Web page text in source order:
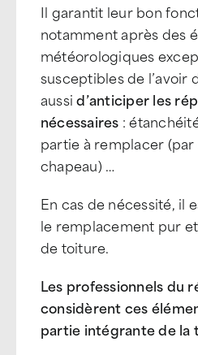
Il garantit leur bon
notamment après des
météorologiques
susceptibles de
aussid’anticiper les
nécessaires :
partie à remplacer
chapeau) …
En cas de nécessité, il
le remplacement pur
de toiture.
Les professionnels du
considèrent ces
partie intégrante de la